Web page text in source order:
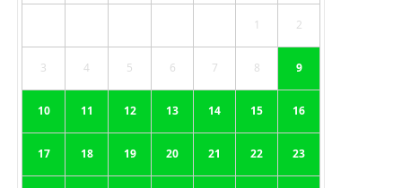
1 2
3 4 5 6 7 8 9
10 11 12 13 14 15 16
17 18 19 20 21 22 23